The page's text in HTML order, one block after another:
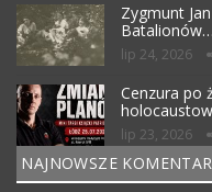
Zygmunt
Batalionów…
lip 24, 2026
Cenzura po
lip 23, 2026
NAJNOWSZE